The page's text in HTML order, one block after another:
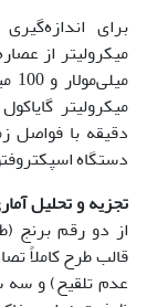
دستگاه
تجزیه‌ و تحلیل
از دو رقم برنج
قالب طرح کاملاً